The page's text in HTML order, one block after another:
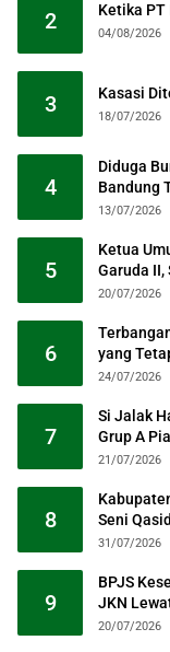
2 Ketika PT
04/08/2026
3 Kasasi
18/07/2026
4
Diduga
Bandung
13/07/2026
5
Ketua
Garuda II,
20/07/2026
6
yang
24/07/2026
7
Si Jalak
Grup A
21/07/2026
8
Seni
31/07/2026
9
BPJS
JKN
20/07/2026